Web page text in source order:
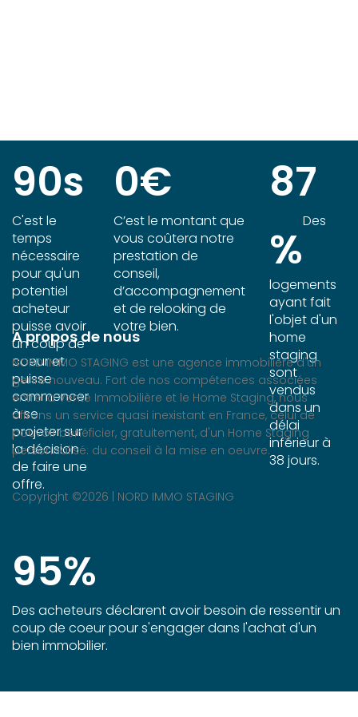
90s
C'est le
temps
nécessaire
pour qu'un
potentiel
acheteur
puisse avoir
un coup de
coeur et
puisse
commencer
à se
projeter sur
la décision
de faire une
offre.
0€
C’est le montant que
vous coûtera notre
prestation de
conseil,
d’accompagnement
et de relooking de
votre bien.
87
%
Des
logements
ayant fait
l'objet d'un
home
staging
sont
vendus
dans un
délai
inférieur à
38 jours.
95%
Des acheteurs déclarent avoir besoin de ressentir un
coup de coeur pour s'engager dans l'achat d'un
bien immobilier.
A propos de nous
NORD IMMO STAGING est une agence immobilière d'un
genre nouveau. Fort de nos compétences associées
entre la Vente Immobilière et le Home Staging, nous
offrons un service quasi inexistant en France, celui de
pouvoir bénéficier, gratuitement, d'un Home Staging
personnalisé: du conseil à la mise en oeuvre.
Copyright ©2026 | NORD IMMO STAGING